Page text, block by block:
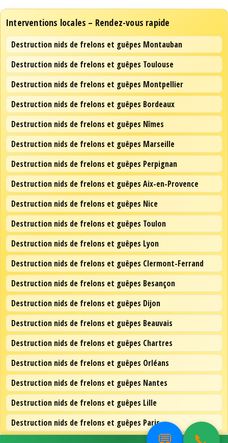
Interventions locales – Rendez-vous rapide
Destruction nids de frelons et guêpes Montauban
Destruction nids de frelons et guêpes Toulouse
Destruction nids de frelons et guêpes Montpellier
Destruction nids de frelons et guêpes Bordeaux
Destruction nids de frelons et guêpes Nîmes
Destruction nids de frelons et guêpes Marseille
Destruction nids de frelons et guêpes Perpignan
Destruction nids de frelons et guêpes Aix-en-Provence
Destruction nids de frelons et guêpes Nice
Destruction nids de frelons et guêpes Toulon
Destruction nids de frelons et guêpes Lyon
Destruction nids de frelons et guêpes Clermont-Ferrand
Destruction nids de frelons et guêpes Besançon
Destruction nids de frelons et guêpes Dijon
Destruction nids de frelons et guêpes Beauvais
Destruction nids de frelons et guêpes Chartres
Destruction nids de frelons et guêpes Orléans
Destruction nids de frelons et guêpes Nantes
Destruction nids de frelons et guêpes Lille
Destruction nids de frelons et guêpes Paris